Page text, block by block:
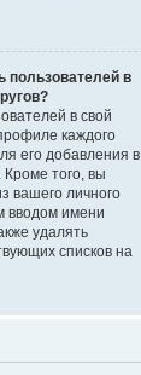
пользователей в
в свой
каждого
его добавления в
Кроме того, вы
вашего личного
вводом имени
удалять
списков на